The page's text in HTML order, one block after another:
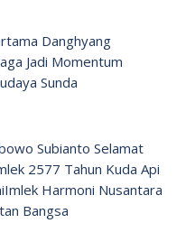
Danghyang
Jadi Momentum
Sunda
Subianto Selamat
2577 Tahun Kuda Api
Harmoni Nusantara
Bangsa